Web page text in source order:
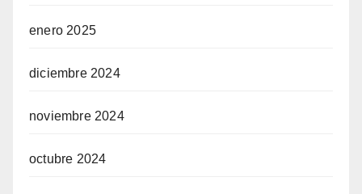
enero 2025
diciembre 2024
noviembre 2024
octubre 2024